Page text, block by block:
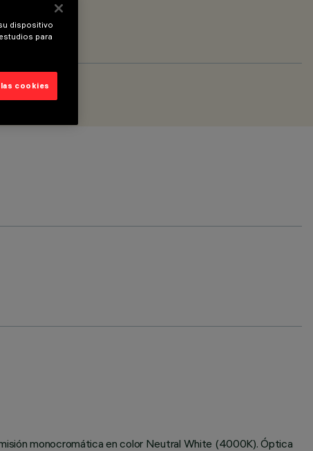
monocromática en color Neutral White (4000K). Óptica
dispositivo
para
cookies